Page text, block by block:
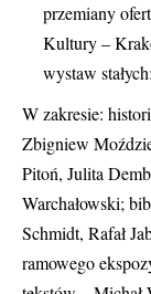
przemiany
Kultury –
wystaw stałych:
W zakresie:
Zbigniew
Pitoń, Julita
Warchałowski;
Schmidt, Rafał
ramowego